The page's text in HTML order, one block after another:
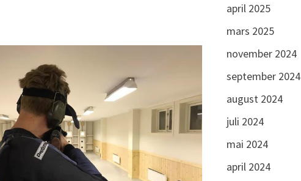
april 2025
mars 2025
november 2024
september 2024
august 2024
juli 2024
mai 2024
april 2024